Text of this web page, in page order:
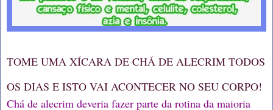
TOME UMA XÍCARA DE CHÁ DE ALECRIM TODOS
OS DIAS E ISTO VAI ACONTECER NO SEU CORPO!
Chá de alecrim deveria fazer parte da rotina da maioria